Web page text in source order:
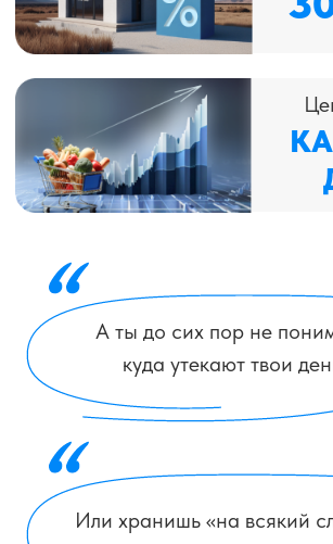
ВЫЖИВАТЬ, НАЧАТЬ
УПРАВЛЯТЬ СВОИМИ
ДЕНЬГАМИ И
ПРИУМНОЖАТЬ ИХ,
СОЗДАВАЯ ПАССИВНЫЙ
ДОХОД!
Хочу узнать на вебинаре
БОЛЬШИНСТВО
ЛЮДЕЙ ЖИВУТ «ОТ
ЗП ДО ЗП»